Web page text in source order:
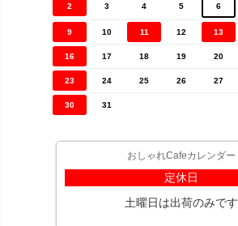
2 3 4 5 6
9 10 11 12 13
16 17 18 19 20
23 24 25 26 27
30 31
おしゃれCafeカレンダー
定休日
土曜日は出荷のみです